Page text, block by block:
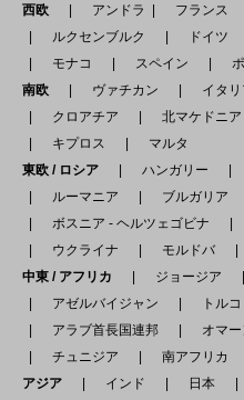
西欧
アンドラ フランス
ルクセンブルク
ドイツ
モナコ
スペイン
南欧
ヴァチカン イタ
クロアチア
北マケドニ
キプロス
マルタ
東欧 / ロシア
ハンガリー
ルーマニア
ブルガリア
ボスニア - ヘルツェゴビナ
ウクライナ
モルドバ
中東 / アフリカ
ジョージア
アゼルバイジャン
トル
アラブ首長国連邦
オマ
チュニジア
南アフリカ
アジア
インド 日本